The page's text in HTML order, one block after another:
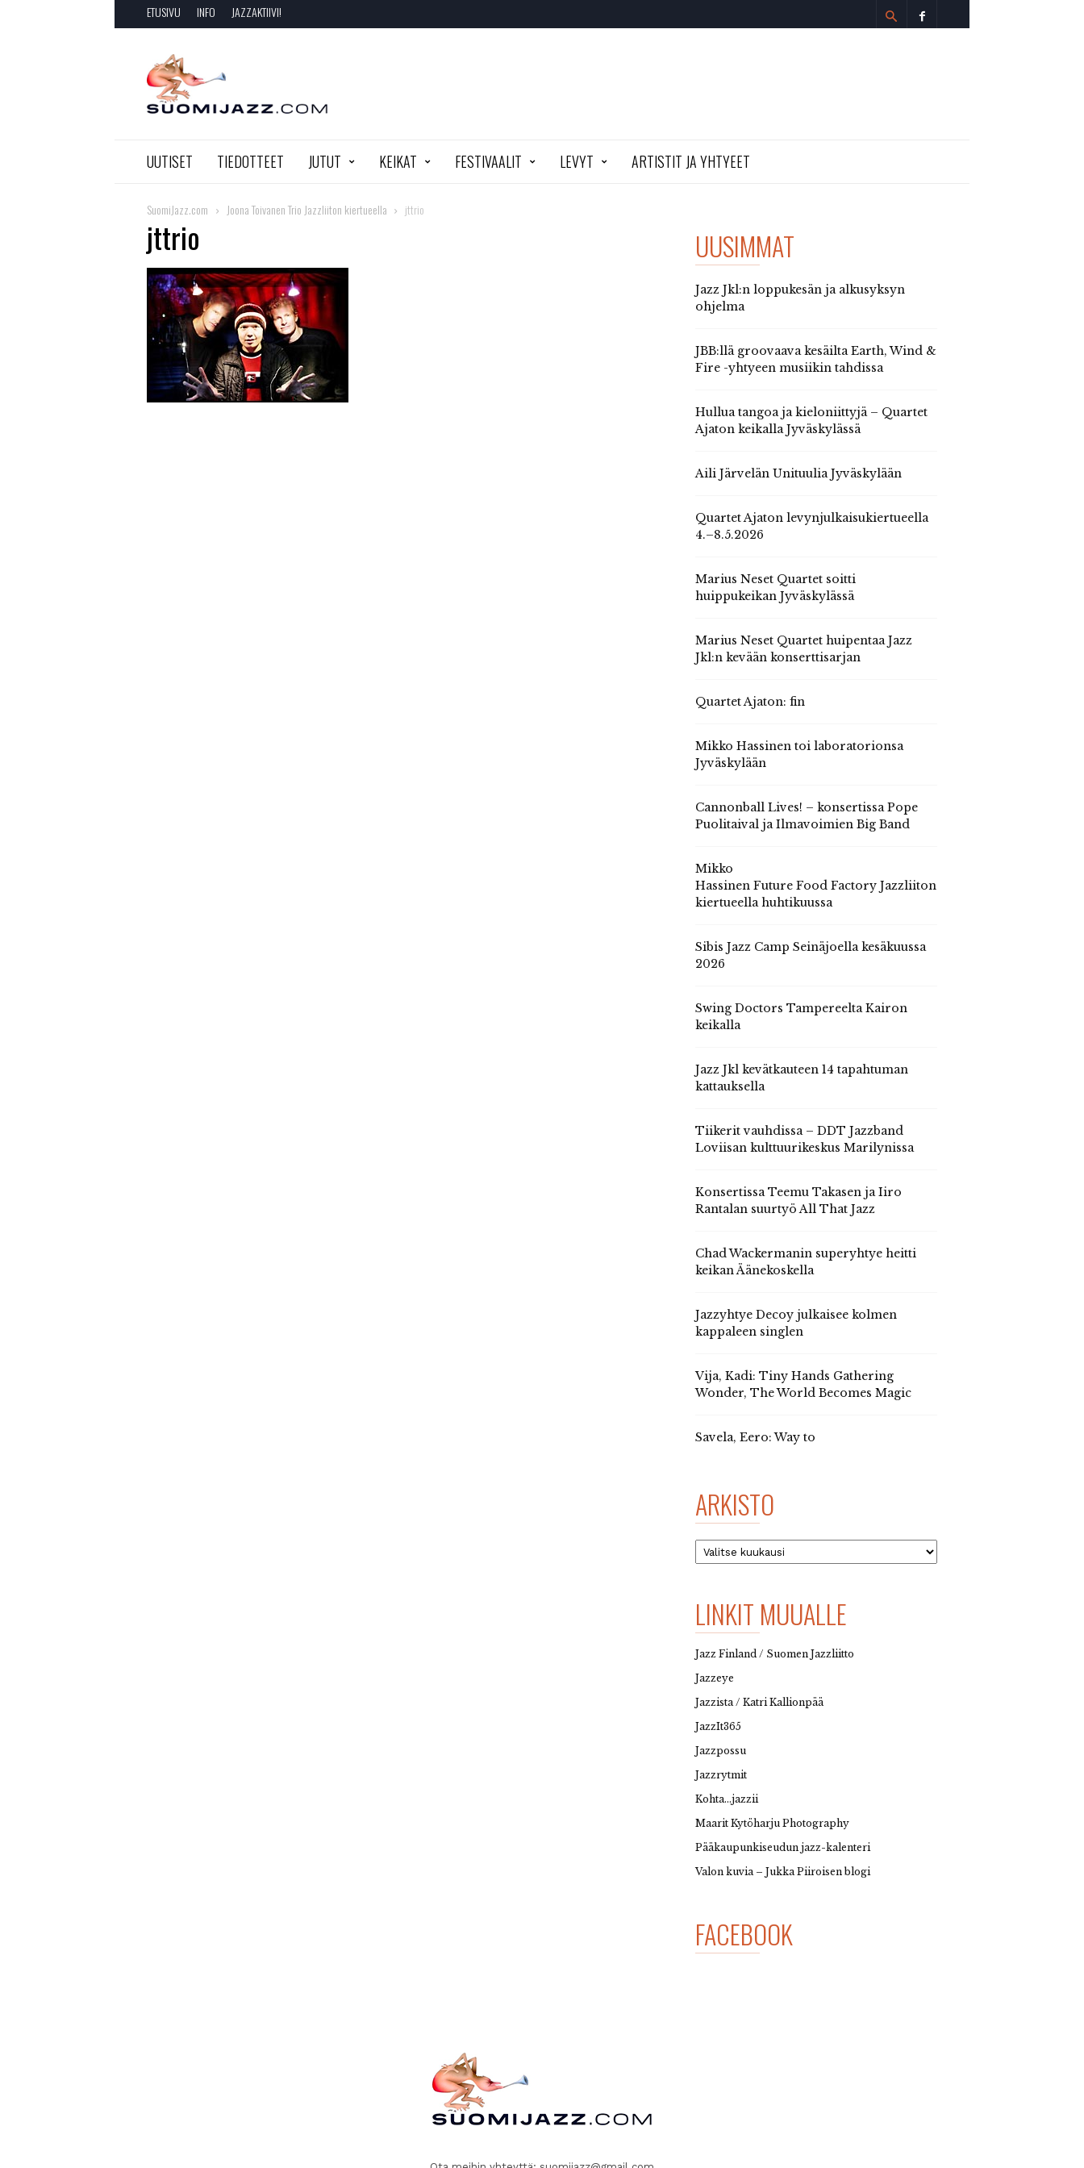
ETUSIVU INFO JAZZAKTIIVI!
SuomiJazz.com
UUTISET TIEDOTTEET JUTUT KEIKAT FESTIVAALIT LEVYT ARTISTIT JA YHTYEET
SuomiJazz.com Joona Toivanen Trio Jazzliiton kiertueella jttrio
jttrio UUSIMMAT
Jazz Jkl:n loppukesän ja alkusyksyn
ohjelma
JBB:llä groovaava kesäilta Earth, Wind &
Fire -yhtyeen musiikin tahdissa
Hullua tangoa ja kieloniittyjä – Quartet
Ajaton keikalla Jyväskylässä
Aili Järvelän Unituulia Jyväskylään
Quartet Ajaton levynjulkaisukiertueella
4.–8.5.2026
Marius Neset Quartet soitti
huippukeikan Jyväskylässä
Marius Neset Quartet huipentaa Jazz
Jkl:n kevään konserttisarjan
Quartet Ajaton: fin
Mikko Hassinen toi laboratorionsa
Jyväskylään
Cannonball Lives! – konsertissa Pope
Puolitaival ja Ilmavoimien Big Band
Mikko
Hassinen Future Food Factory Jazzliiton
kiertueella huhtikuussa
Sibis Jazz Camp Seinäjoella kesäkuussa
2026
Swing Doctors Tampereelta Kairon
keikalla
Jazz Jkl kevätkauteen 14 tapahtuman
kattauksella
Tiikerit vauhdissa – DDT Jazzband
Loviisan kulttuurikeskus Marilynissa
Konsertissa Teemu Takasen ja Iiro
Rantalan suurtyö All That Jazz
Chad Wackermanin superyhtye heitti
keikan Äänekoskella
Jazzyhtye Decoy julkaisee kolmen
kappaleen singlen
Vija, Kadi: Tiny Hands Gathering
Wonder, The World Becomes Magic
Savela, Eero: Way to
ARKISTO
Arkisto
LINKIT MUUALLE
Jazz Finland / Suomen Jazzliitto
Jazzeye
Jazzista / Katri Kallionpää
JazzIt365
Jazzpossu
Jazzrytmit
Kohta…jazzii
Maarit Kytöharju Photography
Pääkaupunkiseudun jazz-kalenteri
Valon kuvia – Jukka Piiroisen blogi
FACEBOOK